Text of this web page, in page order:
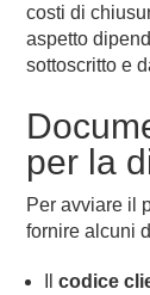
costi di
aspetto
sottoscritto e
per la
Per avviare il
fornire alcuni
Ilcodice